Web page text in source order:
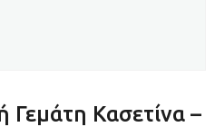
Κασετίνα –